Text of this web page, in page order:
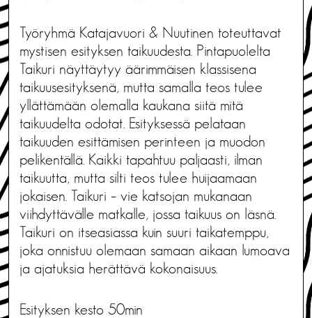
Työryhmä Katajavuori & Nuutinen toteuttavat
mystisen esityksen taikuudesta. Pintapuolelta
Taikuri näyttäytyy äärimmäisen klassisena
taikuusesityksenä, mutta samalla teos tulee
yllättämään olemalla kaukana siitä mitä
taikuudelta odotat. Esityksessä pelataan
taikuuden esittämisen perinteen ja muodon
pelikentällä. Kaikki tapahtuu paljaasti, ilman
taikuutta, mutta silti teos tulee huijaamaan
jokaisen. Taikuri – vie katsojan mukanaan
viihdyttävälle matkalle, jossa taikuus on läsnä.
Taikuri on itseasiassa kuin suuri taikatemppu,
joka onnistuu olemaan samaan aikaan lumoava
ja ajatuksia herättävä kokonaisuus.
Esityksen kesto 50min